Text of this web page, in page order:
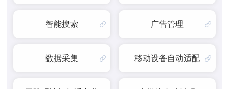
智能搜索 广告管理
数据采集 移动设备自动适配